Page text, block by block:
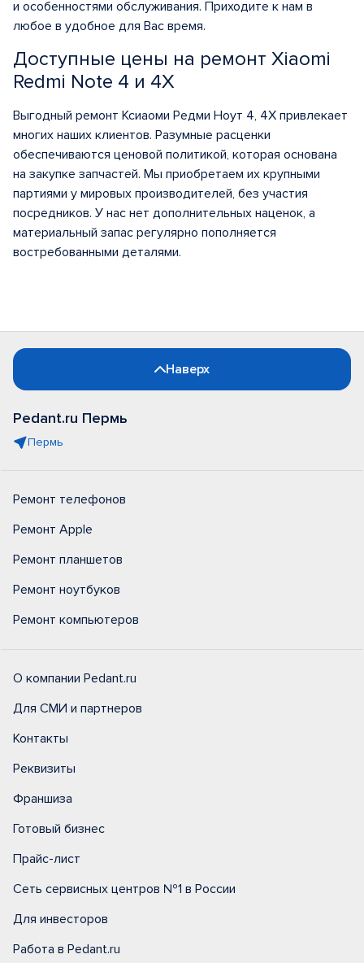
и особенностями обслуживания. Приходите к нам в
любое в удобное для Вас время.
Доступные цены на ремонт Xiaomi
Redmi Note 4 и 4X
Выгодный ремонт Ксиаоми Редми Ноут 4, 4Х привлекает
многих наших клиентов. Разумные расценки
обеспечиваются ценовой политикой, которая основана
на закупке запчастей. Мы приобретаем их крупными
партиями у мировых производителей, без участия
посредников. У нас нет дополнительных наценок, а
материальный запас регулярно пополняется
востребованными деталями.
Наверх
Pedant.ru Пермь
Пермь
Ремонт телефонов
Ремонт Apple
Ремонт планшетов
Ремонт ноутбуков
Ремонт компьютеров
О компании Pedant.ru
Для СМИ и партнеров
Контакты
Реквизиты
Франшиза
Готовый бизнес
Прайс-лист
Сеть сервисных центров №1 в России
Для инвесторов
Работа в Pedant.ru